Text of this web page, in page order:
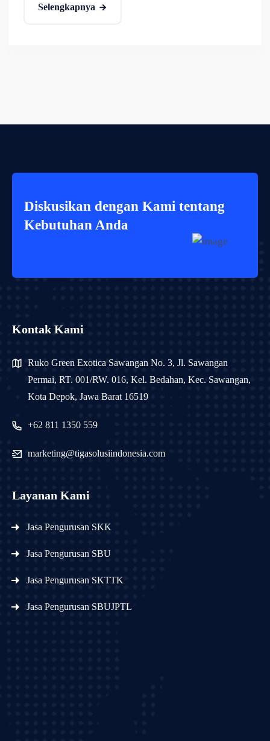
Selengkapnya
Diskusikan dengan Kami tentang
Kebutuhan Anda
Kontak Kami
Ruko Green Exotica Sawangan No. 3, Jl. Sawangan
Permai, RT. 001/RW. 016, Kel. Bedahan, Kec. Sawangan,
Kota Depok, Jawa Barat 16519
+62 811 1350 559
marketing@tigasolusiindonesia.com
Layanan Kami
Jasa Pengurusan SKK
Jasa Pengurusan SBU
Jasa Pengurusan SKTTK
Jasa Pengurusan SBUJPTL